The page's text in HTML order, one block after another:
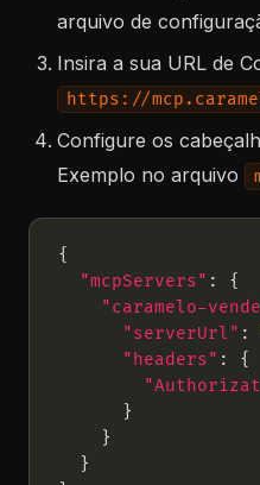
arquivo de
Insira a sua URL de
https://
Configure os
Exemplo no arquivo
"mcpServers"
"caramelo-
"serverUrl" :
"headers"